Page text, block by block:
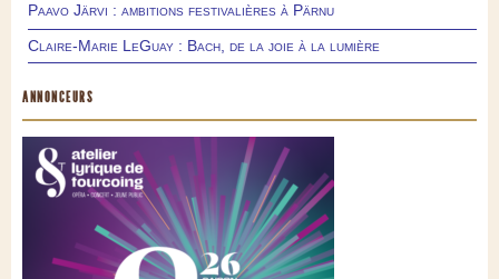
Paavo Järvi : ambitions festivalières à Pärnu
Claire-Marie LeGuay : Bach, de la joie à la lumière
ANNONCEURS